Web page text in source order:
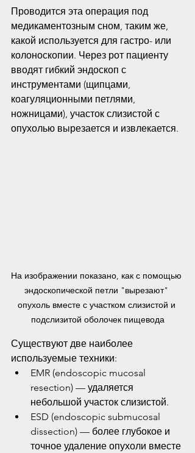
Проводится эта операция под
медикаментозным сном, таким же,
какой используется для гастро- или
колоноскопии. Через рот пациенту
вводят гибкий эндоскоп с
инструментами (щипцами,
коагуляционными петлями,
ножницами), участок слизистой с
опухолью вырезается и извлекается.
На изображении показано, как с помощью
эндоскопической петли "вырезают"
опухоль вместе с участком слизистой и
подслизитой оболочек пищевода
Существуют две наиболее
используемые техники:
EMR (endoscopic mucosal
resection) — удаляется
небольшой участок слизистой.
ESD (endoscopic submucosal
dissection) — более глубокое и
точное удаление опухоли вместе